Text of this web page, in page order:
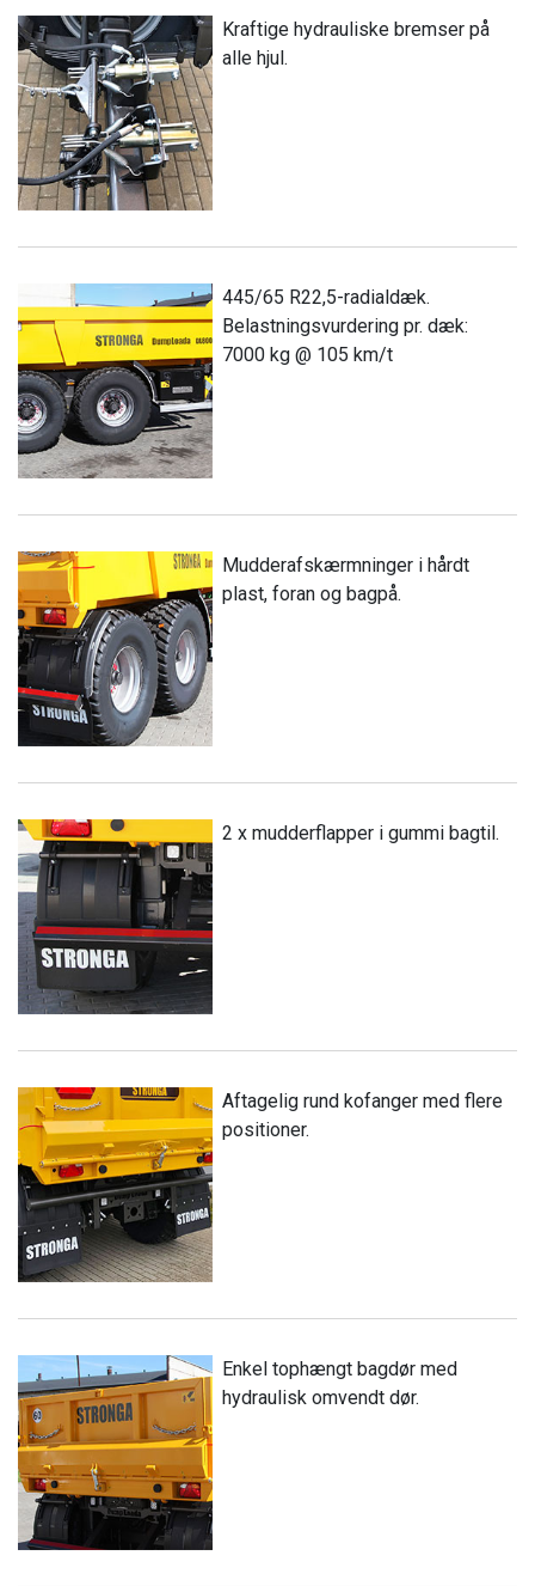
Kraftige hydrauliske bremser på
alle hjul.
445/65 R22,5-radialdæk.
Belastningsvurdering pr. dæk:
7000 kg @ 105 km/t
Mudderafskærmninger i hårdt
plast, foran og bagpå.
2 x mudderflapper i gummi bagtil.
Aftagelig rund kofanger med flere
positioner.
Enkel tophængt bagdør med
hydraulisk omvendt dør.